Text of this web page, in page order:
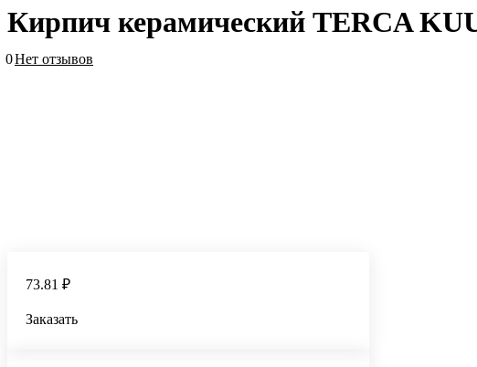
Кирпич керамический TERCA
0Нет отзывов
73.81 ₽
Заказать